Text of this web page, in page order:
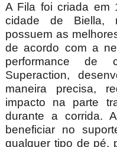
A Fila foi criada em
cidade de Biella,
possuem as
de acordo com a
performance de
Superaction,
maneira precisa,
impacto na parte
durante a corrida.
beneficiar no
qualquer tipo de pé,